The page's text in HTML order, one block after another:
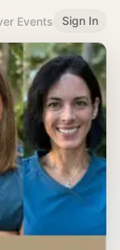
Events Sign In